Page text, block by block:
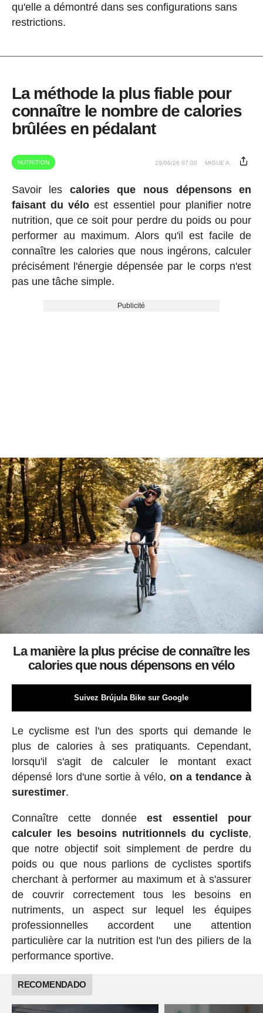
qu'elle a démontré dans ses configurations sans
restrictions.
La méthode la plus fiable pour
connaître le nombre de calories
brûlées en pédalant
NUTRITION 29/06/26 07:00 MIGUE A.
Savoir les calories que nous dépensons en
faisant du vélo est essentiel pour planifier notre
nutrition, que ce soit pour perdre du poids ou pour
performer au maximum. Alors qu'il est facile de
connaître les calories que nous ingérons, calculer
précisément l'énergie dépensée par le corps n'est
pas une tâche simple.
Publicité
La manière la plus précise de connaître les
calories que nous dépensons en vélo
Suivez Brújula Bike sur Google
Le cyclisme est l'un des sports qui demande le
plus de calories à ses pratiquants. Cependant,
lorsqu'il s'agit de calculer le montant exact
dépensé lors d'une sortie à vélo,on a tendance à
surestimer.
Connaître cette donnéeest essentiel pour
calculer les besoins nutritionnels du cycliste,
que notre objectif soit simplement de perdre du
poids ou que nous parlions de cyclistes sportifs
cherchant à performer au maximum et à s'assurer
de couvrir correctement tous les besoins en
nutriments, un aspect sur lequel les équipes
professionnelles accordent une attention
particulière car la nutrition est l'un des piliers de la
performance sportive.
RECOMENDADO